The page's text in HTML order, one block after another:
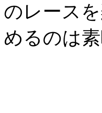
のレース
めるのは素